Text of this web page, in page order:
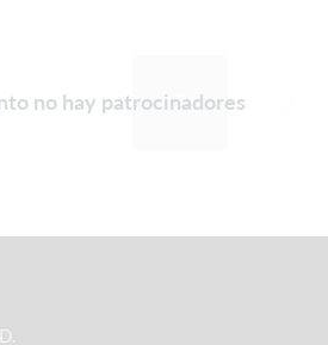
no hay patrocinadores